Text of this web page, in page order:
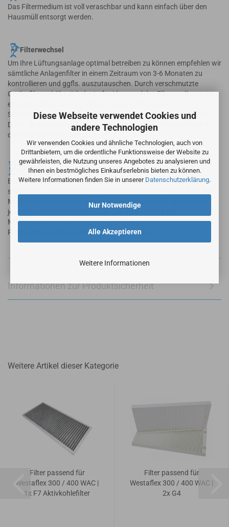
Diese Webseite verwendet Cookies und
andere Technologien
Wir verwenden Cookies und ähnliche Technologien, auch von
Drittanbietern, um die ordentliche Funktionsweise der Website zu
gewährleisten, die Nutzung unseres Angebotes zu analysieren und
Ihnen ein bestmögliches Einkaufserlebnis bieten zu können.
Weitere Informationen finden Sie in unserer Datenschutzerklärung.
Alle Akzeptieren
Nur Notwendige
Weitere Informationen
Das Filtermedium ist voll veraschbar und kann einfach über den
Hausmüll entsorgt werden.
Filterwechsel
Um Ihre Lüftungsanlage optimal betreiben zu können empfehlen wir
sämtliche Anlagenfilter in einem Zeitraum von 3-6 Monaten zu
kontrollieren und ggfls. auszutauschen. Durch verschmutzte
Gerätefilter erhöht sich der Luftwiderstand des Filtermediums, was
eine geringere Luftwechselrate sowie einen erhöhten
Stromverbrauch und Verschleiß der Lüftungsanlage verursacht.
Durch die Reduzierung der Volumenströme verschlechtert sich in
der Folge das Raumklima.
Hinweis
Bei den angebotenen Filtern handelt es sich nicht um Originalfilter
sondern um alternative Ersatzfilter in vergleichbarer Qualität. Alle
Markennamen und geschützte Warenzeichen sind Eigentum der
jeweiligen Markennameninhaber. Die Verwendung der
Markennamen / Warenzeichen dient lediglich der
Produktbeschreibung der angebotenen Artikel.
Informationen zur Produktsicherheit
Weitere Artikel dieser Kategorie
Filter passend für
Westaflex 300 / 400 WAC |
1x F7 Aktivkohlefilter
Filter passend für
Westaflex 300 / 400 WAC |
2x G4